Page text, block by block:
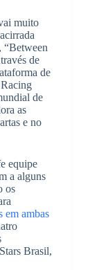
muito
“Between
de
de
de
as
e no
equipe
a alguns
os
em ambas
Brasil,